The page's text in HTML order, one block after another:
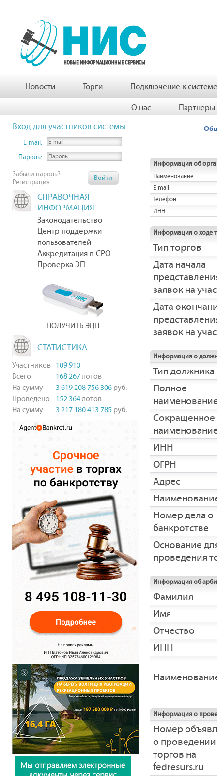
Новости Торги Подключение к системе
О нас Партнеры
Вход для участников системы
E-mail:
Пароль:
Забыли пароль?
Регистрация
СПРАВОЧНАЯ
ИНФОРМАЦИЯ
Законодательство
Центр поддержки
пользователей
Аккредитация в СРО
Проверка ЭП
ПОЛУЧИТЬ ЭЦП
СТАТИСТИКА
Участников 109 910
Всего
168 267лотов
На сумму
3 619 208 756 306 руб.
Проведено
152 364лотов
На сумму
3 217 180 413 785 руб.
Информация об
Наименование
E-mail
Телефон
ИНН
Информация о ходе
Тип торгов
Дата начала
заявок на
Дата
заявок на
Информация о
Тип должника
Полное
Сокращенное
ИНН
ОГРН
Адрес
Номер дела о
банкротстве
Основание
проведения
Информация об
Фамилия
Имя
Отчество
ИНН
Информация о
Номер
о проведении
торгов на
fedresurs.ru